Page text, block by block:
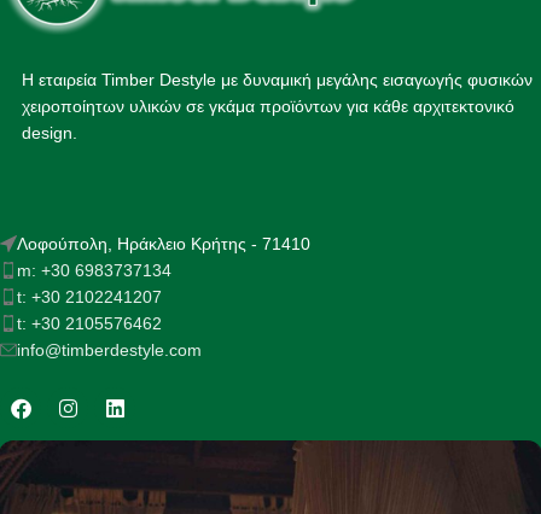
Η εταιρεία Timber Destyle με δυναμική μεγάλης εισαγωγής φυσικών
χειροποίητων υλικών σε γκάμα προϊόντων για κάθε αρχιτεκτονικό
design.
Λοφούπολη, Ηράκλειο Κρήτης - 71410
m: +30 6983737134
t: +30 2102241207
t: +30 2105576462
info@timberdestyle.com